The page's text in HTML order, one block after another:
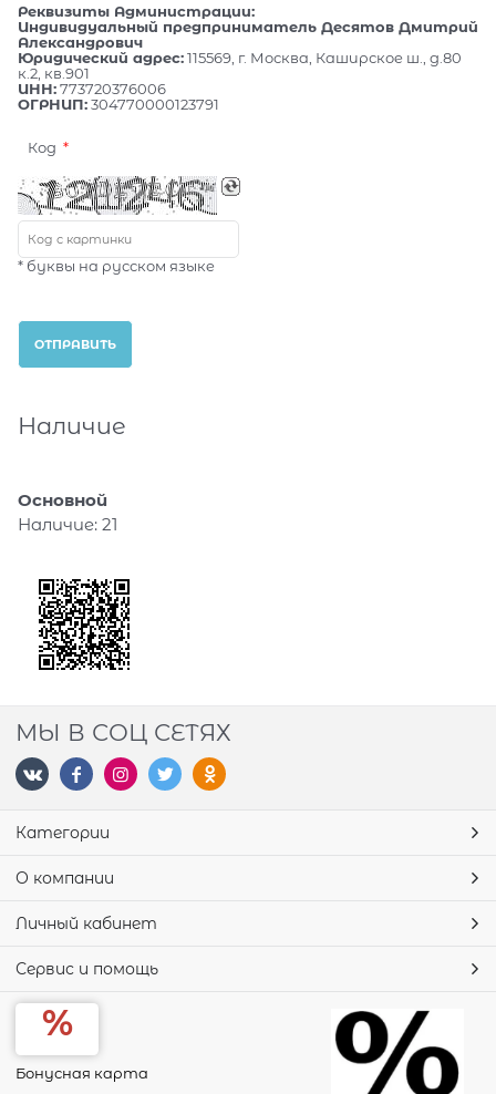
Реквизиты Администрации:
Индивидуальный предприниматель Десятов Дмитрий
Александрович
Юридический адрес:115569, г. Москва, Каширское ш., д.80
к.2, кв.901
ИНН:773720376006
ОГРНИП:304770000123791
Код
* буквы на русском языке
Наличие
Основной
Наличие: 21
МЫ В СОЦ СЕТЯХ
Категории
О компании
Личный кабинет
Сервис и помощь
Бонусная карта